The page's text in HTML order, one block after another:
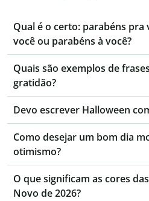
Qual é o certo: parabéns pra
você ou parabéns à você?
Quais são exemplos de
gratidão?
Devo escrever Halloween
Como desejar um bom dia
otimismo?
O que significam as cores
Novo de 2026?